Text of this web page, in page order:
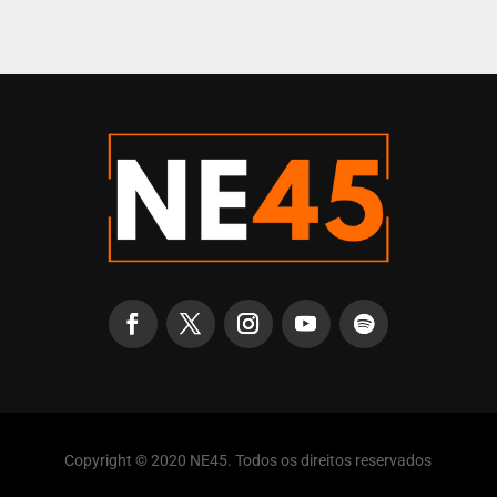
Copyright © 2020 NE45. Todos os direitos reservados